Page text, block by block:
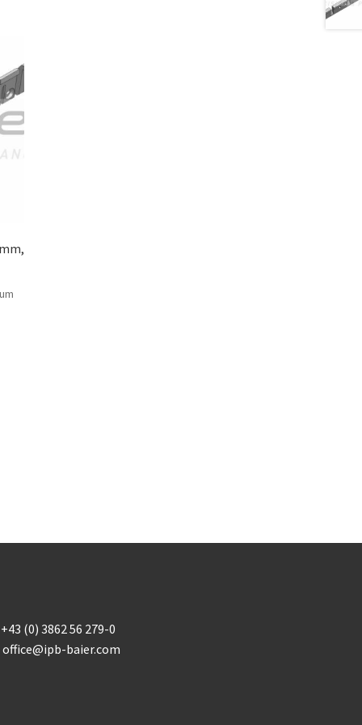
(0) 3862 56 279-0
office@ipb-baier.com